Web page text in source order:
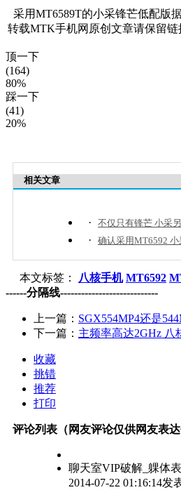
采用MT6589T的小采锋芒低配版
转载MTK手机网原创文章请保留链
顶一下
(164)
80%
踩一下
(41)
20%
相关文章
· 不仅只有锋芒 小采
· 确认采用MT6592
本文标签： 八核手机 MT6592
------分隔线----------------------------
上一篇： SGX554MP4还是
下一篇： 主频率高达2GHz 八
收藏
挑错
推荐
打印
评论列表（网友评论仅供网友表
聊天室VIP破解_躶体
2014-07-22 01:16:14发